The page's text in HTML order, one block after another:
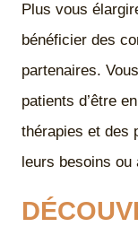
Plus vous
bénéficier des
partenaires.
patients d’être
thérapies et des
leurs besoins